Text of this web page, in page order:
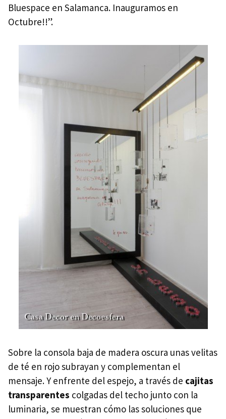
Bluespace en Salamanca. Inauguramos en
Octubre!!”.
Sobre la consola baja de madera oscura unas velitas
de té en rojo subrayan y complementan el
mensaje. Y enfrente del espejo, a través de cajitas
transparentes colgadas del techo junto con la
luminaria, se muestran cómo las soluciones que